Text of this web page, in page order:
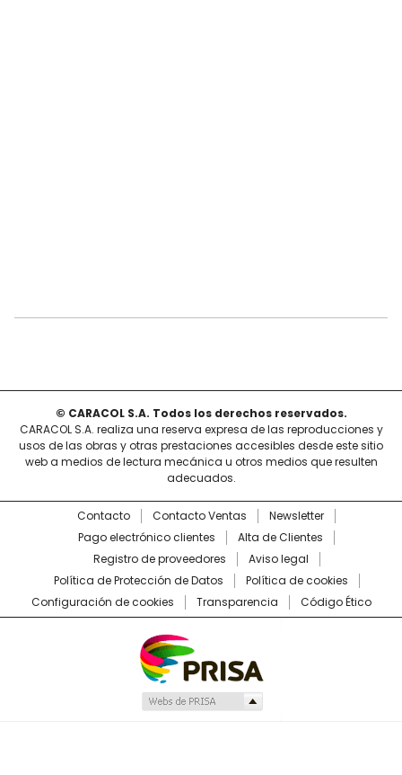
© CARACOL S.A. Todos los derechos reservados.
CARACOL S.A. realiza una reserva expresa de las reproducciones y
usos de las obras y otras prestaciones accesibles desde este sitio
web a medios de lectura mecánica u otros medios que resulten
adecuados.
Contacto Contacto Ventas
Newsletter
Pago electrónico clientes
Alta de Clientes
Registro de proveedores
Aviso legal
Política de Protección de Datos
Política de cookies
Configuración de cookies
Transparencia Código Ético